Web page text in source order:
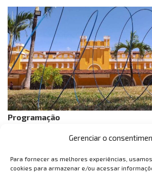
Gerenciar o
Para fornecer as melhores experiências,
cookies para armazenar e/ou acessar
Programação
– Dia 14 de setembro, às 19h
Teixeira de Barros, Historiadora e